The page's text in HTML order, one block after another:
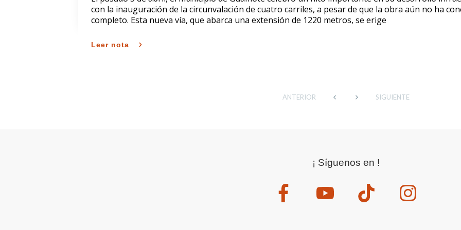
con la inauguración de la circunvalación de cuatro carriles, a pesar de que la obra aún no ha
completo. Esta nueva vía, que abarca una extensión de 1220 metros, se erige
Leer nota
ANTERIOR SIGUIENTE
¡ Síguenos en !